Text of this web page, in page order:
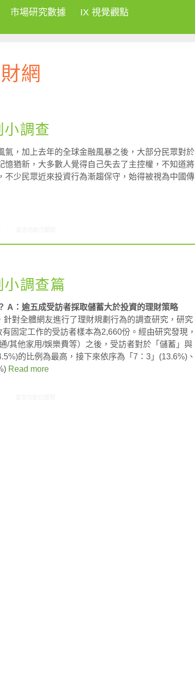
市場研究數據 IX 視覺觀點
網
調查
氣，加上去年的全球金融風暴之後，大部分民眾對於
憶猶新，大多數人覺得自己失去了主控權，不知道將
不少民眾近來投資行為漸趨保守，始得被視為中國傳
調查篇
A：逾五成受訪者採取儲蓄大於投資的理財策略
對全體網友進行了理財規劃行為的調查研究，研究
固定工作的受訪者樣本為2,660份。經由研究發現，
/其他家用/娛樂費等）之後，受訪者對於「儲蓄」與
的比例為最高，接下來依序為「7：3」(13.6%)、
Read more